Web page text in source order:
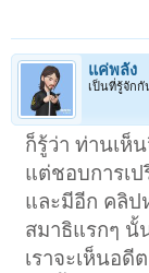
แค่พลัง
เป็นที่รู้จักกั
ก็รู้ว่า ท่านเห็
แต่ชอบการเ
และมีอีก คลิป
สมาธิแรกๆ นั้
เราจะเห็นอดี